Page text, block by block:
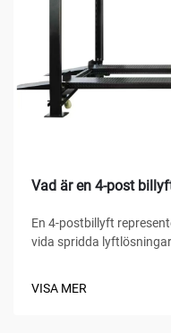
Vad är en 4-post
En 4-postbillyft
vida spridda
VISA MER